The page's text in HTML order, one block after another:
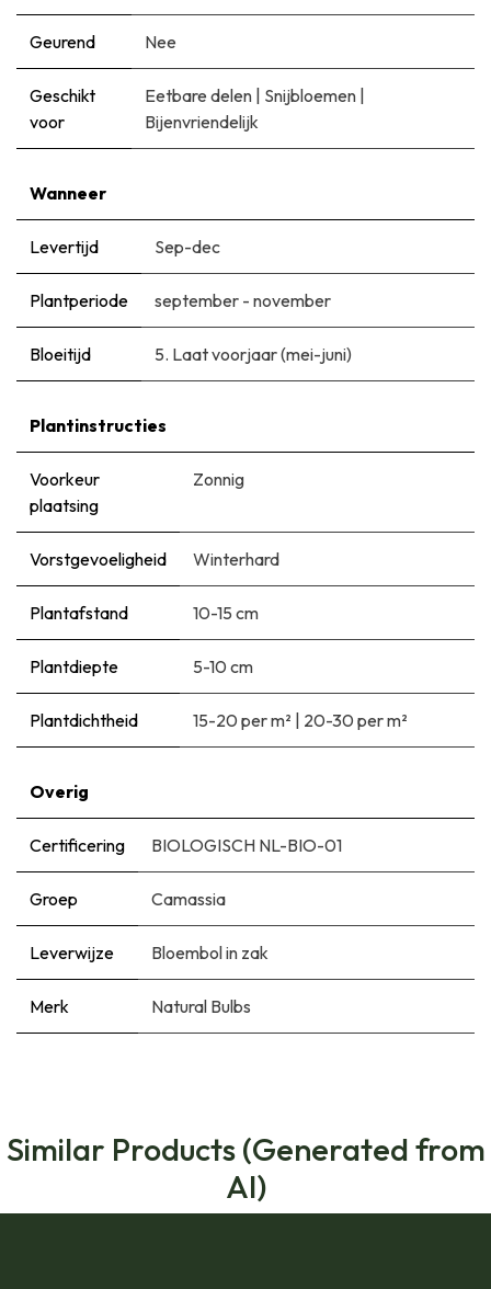
Geurend Nee
Geschikt
voor
Eetbare delen | Snijbloemen |
Bijenvriendelijk
Wanneer
Levertijd Sep-dec
Plantperiode september - november
Bloeitijd 5. Laat voorjaar (mei-juni)
Plantinstructies
Voorkeur
plaatsing
Zonnig
Vorstgevoeligheid Winterhard
Plantafstand 10-15 cm
Plantdiepte 5-10 cm
Plantdichtheid 15-20 per m² | 20-30 per m²
Overig
Certificering BIOLOGISCH NL-BIO-01
Groep Camassia
Leverwijze Bloembol in zak
Merk Natural Bulbs
Similar Products (Generated from
AI)